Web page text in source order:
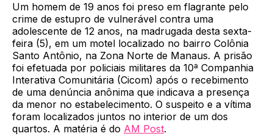
Um homem de 19 anos foi preso em flagrante pelo
crime de estupro de vulnerável contra uma
adolescente de 12 anos, na madrugada desta sexta-
feira (5), em um motel localizado no bairro Colônia
Santo Antônio, na Zona Norte de Manaus. A prisão
foi efetuada por policiais militares da 10ª Companhia
Interativa Comunitária (Cicom) após o recebimento
de uma denúncia anônima que indicava a presença
da menor no estabelecimento. O suspeito e a vítima
foram localizados juntos no interior de um dos
quartos. A matéria é do AM Post.